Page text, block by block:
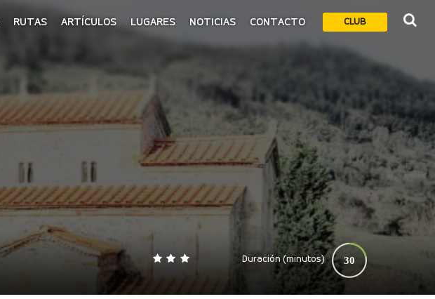
CLUB
RUTAS ARTÍCULOS LUGARES NOTICIAS CONTACTO
Duración (minutos) 30
0 140